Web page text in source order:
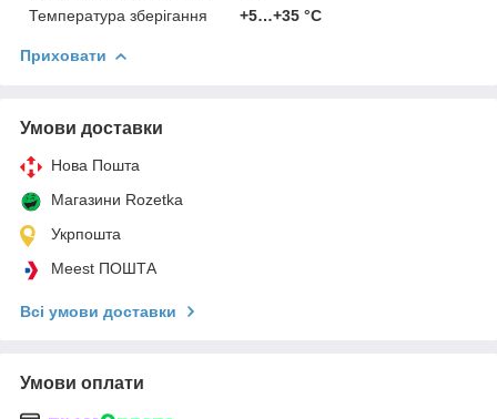
Температура зберігання
+5…+35 °C
Приховати
Умови доставки
Нова Пошта
Магазини Rozetka
Укрпошта
Meest ПОШТА
Всі умови доставки
Умови оплати